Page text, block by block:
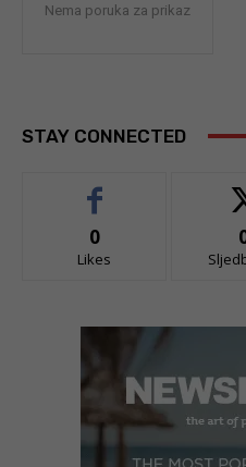
Nema poruka za prikaz
STAY CONNECTED
0
Likes